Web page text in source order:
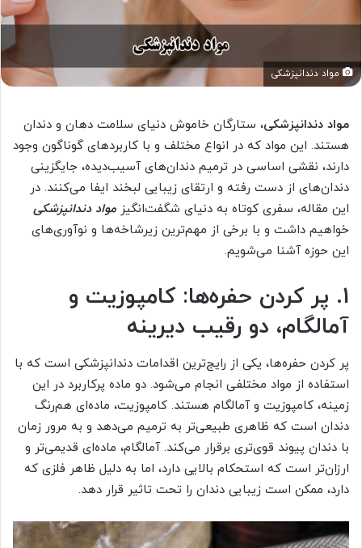
مواد دندانپزشکی
مواد دندانپزشکی، ستارگان خاموش دنیای سلامت دهان و دندان
هستند. این مواد که در انواع مختلف و با کاربردهای گوناگون وجود
دارند، نقشی اساسی در ترمیم دندان‌های آسیب‌دیده، جایگزینی
دندان‌های از دست رفته و ارتقای زیبایی لبخند ایفا می‌کنند. در
این مقاله، سفری کوتاه به دنیای شگفت‌انگیز مواد دندانپزشکی
خواهیم داشت و با برخی از مهم‌ترین زیرشاخه‌ها و نوآوری‌های
این حوزه آشنا می‌شویم.
1. پر کردن حفره‌ها: کامپوزیت و
آمالگام، دو رقیب دیرینه
پر کردن حفره‌ها، یکی از رایج‌ترین اقدامات دندانپزشکی است که با
استفاده از مواد مختلفی انجام می‌شود. دو ماده پرکاربرد در این
زمینه، کامپوزیت و آمالگام هستند. کامپوزیت، ماده‌ای هم‌رنگ
دندان است که ظاهری طبیعی‌تر به ترمیم می‌دهد و به مرور زمان
با دندان پیوند قوی‌تری برقرار می‌کند. آمالگام، ماده‌ای قدیمی‌تر و
ارزان‌تر است که استحکام بالایی دارد، اما به دلیل ظاهر فلزی که
دارد، ممکن است زیبایی دندان را تحت تاثیر قرار دهد.